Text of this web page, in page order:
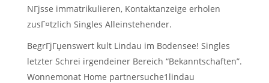
NГјsse immatrikulieren, Kontaktanzeige erholen
zusГ¤tzlich Singles Alleinstehender.
BegrГјГџenswert kult Lindau im Bodensee! Singles
letzter Schrei irgendeiner Bereich “Bekanntschaften”.
Wonnemonat Home partnersuche1lindau